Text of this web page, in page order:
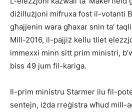
diżillużjoni mifruxa fost il-votanti
għajjenin wara għaxar snin ta’
Mill-2016, il-pajjiż kellu tliet
immexxi minn sitt prim ministri,
biss 49 jum fil-kariga.
Il-prim ministru Starmer ilu fil-
sentejn, iżda rreġistra wħud mill-